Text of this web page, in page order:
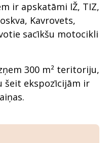
ir apskatāmi IŽ, TIZ,
Kavrovets,
sacīkšu motocikli
300 m² teritoriju,
šeit ekspozīcijām ir